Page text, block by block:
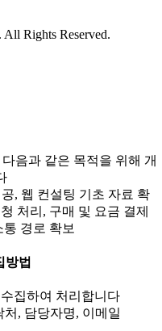
All Rights Reserved.
음과 같은 목적을 위해 개
, 웹 컨설팅 기초 자료 확
처리, 구매 및 요금 결제
경로 확보
방법
집하여 처리합니다
, 담당자명, 이메일